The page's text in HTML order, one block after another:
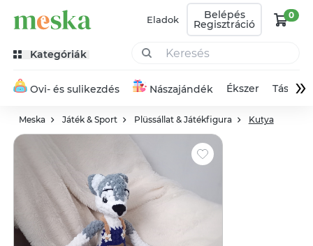
Eladok Belépés
Regisztráció
0
Kategóriák
Ovi- és sulikezdés Nászajándék Ékszer Táska»
Meska Játék & Sport Plüssállat & Játékfigura Kutya